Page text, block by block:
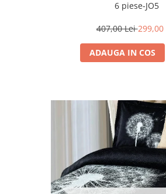
6 piese-JO5
407,00 Lei299,00
ADAUGA IN COS